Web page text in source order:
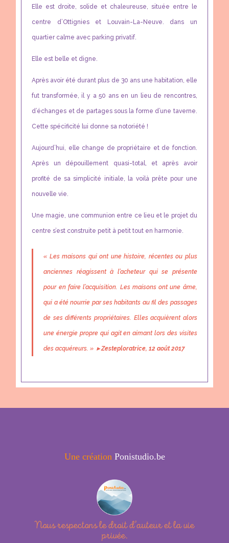
Elle est droite, solide et chaleureuse, située entre le
centre d’Ottignies et Louvain-La-Neuve. dans un
quartier calme avec parking privatif.
Elle est belle et digne.
Après avoir été durant plus de 30 ans une habitation, elle
fut transformée, il y a 50 ans en un lieu de rencontres,
d’échanges et de partages sous la forme d’une taverne.
Cette spécificité lui donne sa notoriété !
Aujourd’hui, elle change de propriétaire et de fonction.
Après un dépouillement quasi-total, et après avoir
profité de sa simplicité initiale, la voilà prête pour une
nouvelle vie.
Une magie, une communion entre ce lieu et le projet du
centre s’est construite petit à petit tout en harmonie.
« Les maisons qui ont une histoire, récentes ou plus
anciennes réagissent à l’acheteur qui se présente
pour en faire l’acquisition. Les maisons ont une âme,
qui a été nourrie par ses habitants au fil des passages
de ses différents propriétaires. Elles acquièrent alors
une énergie propre qui agit en aimant lors des visites
des acquéreurs. » ▸Zesteploratrice, 12 août 2017
Une création Ponistudio.be
Nous respectons le droit d’auteur et la vie
privée.